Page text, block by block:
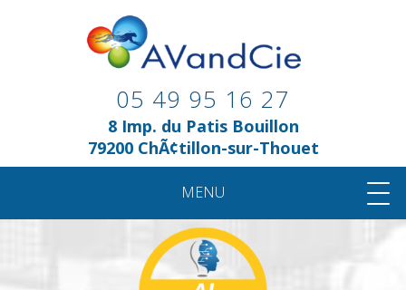
05 49 95 16 27
8 Imp. du Patis Bouillon
79200 ChÃ¢tillon-sur-Thouet
MENU
AUTOMATION
WIRING
ROBOTIC
ENERGY
AI